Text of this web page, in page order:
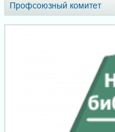
Профсоюзный комитет